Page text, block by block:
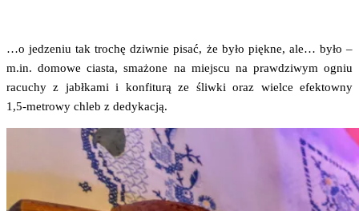
…o jedze­niu tak tro­chę dziw­nie pisać, że było pięk­ne, ale… było –
m.in. domo­we cia­sta, sma­żo­ne na miej­scu na praw­dzi­wym ogniu
racu­chy z jabł­ka­mi i kon­fi­tu­rą ze śliw­ki oraz wiel­ce efek­tow­ny
1,5‑metrowy chleb z dedykacją.